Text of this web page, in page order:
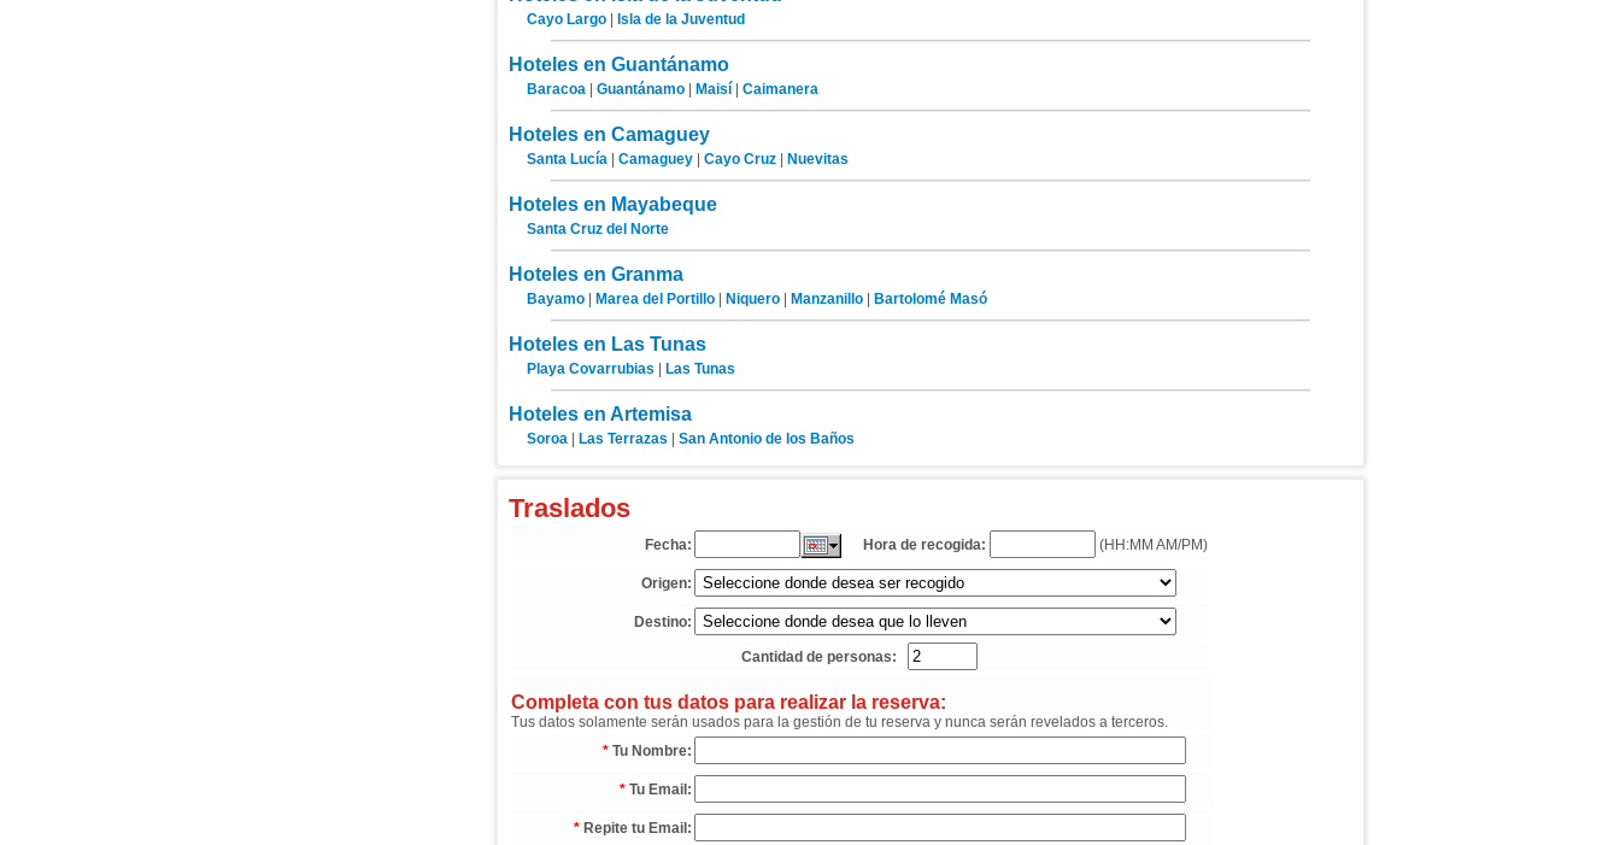
Cayo Largo| Isla de la Juventud
Hoteles en Guantánamo
Baracoa| Guantánamo| Maisí| Caimanera
Hoteles en Camaguey
Santa Lucía| Camaguey| Cayo Cruz| Nuevitas
Hoteles en Mayabeque
Santa Cruz del Norte
Hoteles en Granma
Bayamo| Marea del Portillo| Niquero| Manzanillo| Bartolomé Masó
Hoteles en Las Tunas
Playa Covarrubias Las Tunas
Hoteles en Artemisa
Soroa| Las Terrazas San Antonio de los Baños
Traslados
Fecha: Hora de recogida: (HH:MM AM/PM)
Origen:
Destino:
Cantidad de personas:
Completa con tus datos para realizar la reserva:
Tus datos solamente serán usados para la gestión de tu reserva y nunca serán revelados a terceros.
* Tu Nombre:
* Tu Email:
* Repite tu Email: